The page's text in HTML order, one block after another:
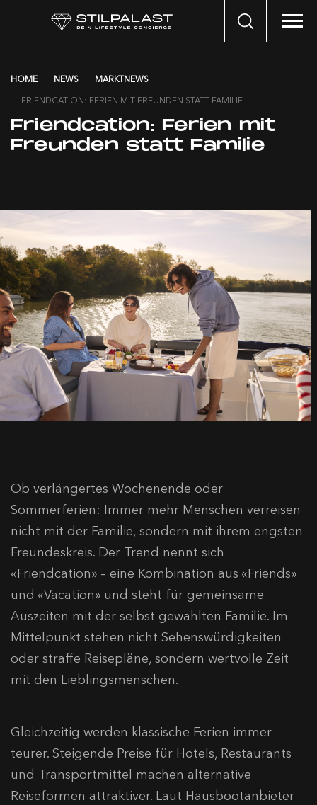
Search
HOME NEWS
MARKTNEWS
FRIENDCATION: FERIEN MIT FREUNDEN STATT FAMILIE
Friendcation: Ferien mit
Freunden statt Familie
Ob verlängertes Wochenende oder
Sommerferien: Immer mehr Menschen verreisen
nicht mit der Familie, sondern mit ihrem engsten
Freundeskreis. Der Trend nennt sich
«Friendcation» – eine Kombination aus «Friends»
und «Vacation» und steht für gemeinsame
Auszeiten mit der selbst gewählten Familie. Im
Mittelpunkt stehen nicht Sehenswürdigkeiten
oder straffe Reisepläne, sondern wertvolle Zeit
mit den Lieblingsmenschen.
Gleichzeitig werden klassische Ferien immer
teurer. Steigende Preise für Hotels, Restaurants
und Transportmittel machen alternative
Reiseformen attraktiver. Laut Hausbootanbieter